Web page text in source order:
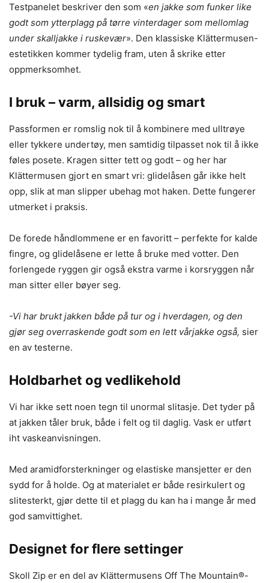
Testpanelet beskriver den som «en jakke som funker like
godt som ytterplagg på tørre vinterdager som mellomlag
under skalljakke i ruskevær». Den klassiske Klättermusen-
estetikken kommer tydelig fram, uten å skrike etter
oppmerksomhet.
I bruk – varm, allsidig og smart
Passformen er romslig nok til å kombinere med ulltrøye
eller tykkere undertøy, men samtidig tilpasset nok til å ikke
føles posete. Kragen sitter tett og godt – og her har
Klättermusen gjort en smart vri: glidelåsen går ikke helt
opp, slik at man slipper ubehag mot haken. Dette fungerer
utmerket i praksis.
De forede håndlommene er en favoritt – perfekte for kalde
fingre, og glidelåsene er lette å bruke med votter. Den
forlengede ryggen gir også ekstra varme i korsryggen når
man sitter eller bøyer seg.
-Vi har brukt jakken både på tur og i hverdagen, og den
gjør seg overraskende godt som en lett vårjakke også, sier
en av testerne.
Holdbarhet og vedlikehold
Vi har ikke sett noen tegn til unormal slitasje. Det tyder på
at jakken tåler bruk, både i felt og til daglig. Vask er utført
iht vaskeanvisningen.
Med aramidforsterkninger og elastiske mansjetter er den
sydd for å holde. Og at materialet er både resirkulert og
slitesterkt, gjør dette til et plagg du kan ha i mange år med
god samvittighet.
Designet for flere settinger
Skoll Zip er en del av Klättermusens Off The Mountain®-